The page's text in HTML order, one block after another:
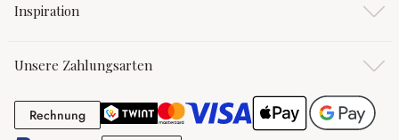
Inspiration
Unsere Zahlungsarten
RechnungRechnung